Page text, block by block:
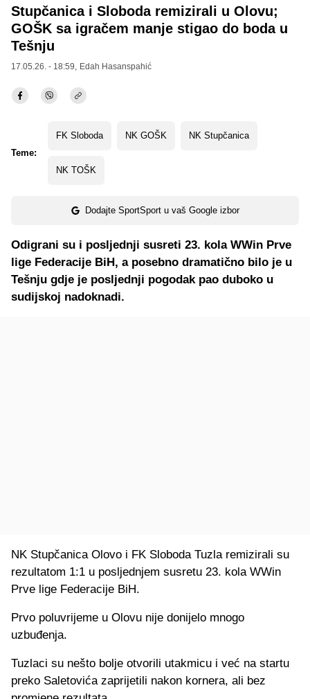
Stupčanica i Sloboda remizirali u Olovu;
GOŠK sa igračem manje stigao do boda u
Tešnju
17.05.26. - 18:59, Edah Hasanspahić
Teme:
FK Sloboda NK GOŠK NK Stupčanica
NK TOŠK
Dodajte SportSport u vaš Google izbor
Odigrani su i posljednji susreti 23. kola WWin Prve
lige Federacije BiH, a posebno dramatično bilo je u
Tešnju gdje je posljednji pogodak pao duboko u
sudijskoj nadoknadi.
NK Stupčanica Olovo i FK Sloboda Tuzla remizirali su
rezultatom 1:1 u posljednjem susretu 23. kola WWin
Prve lige Federacije BiH.
Prvo poluvrijeme u Olovu nije donijelo mnogo
uzbuđenja.
Tuzlaci su nešto bolje otvorili utakmicu i već na startu
preko Saletovića zaprijetili nakon kornera, ali bez